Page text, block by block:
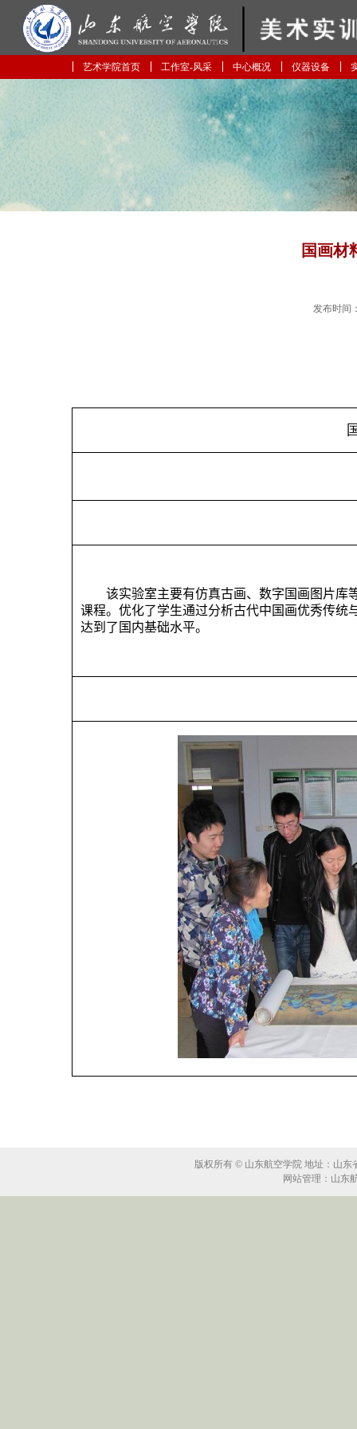
艺术学院首页 工作室-风采 中心概况 仪器设备
国画材
发布时间
该实验室主要有仿真古画、数字国画图片库
课程。 优化了学生通过分析古代中国画优秀传统
达到了国内基础水平。
版权所有 © 山东航空学院 地址：山东
网站管理：山东